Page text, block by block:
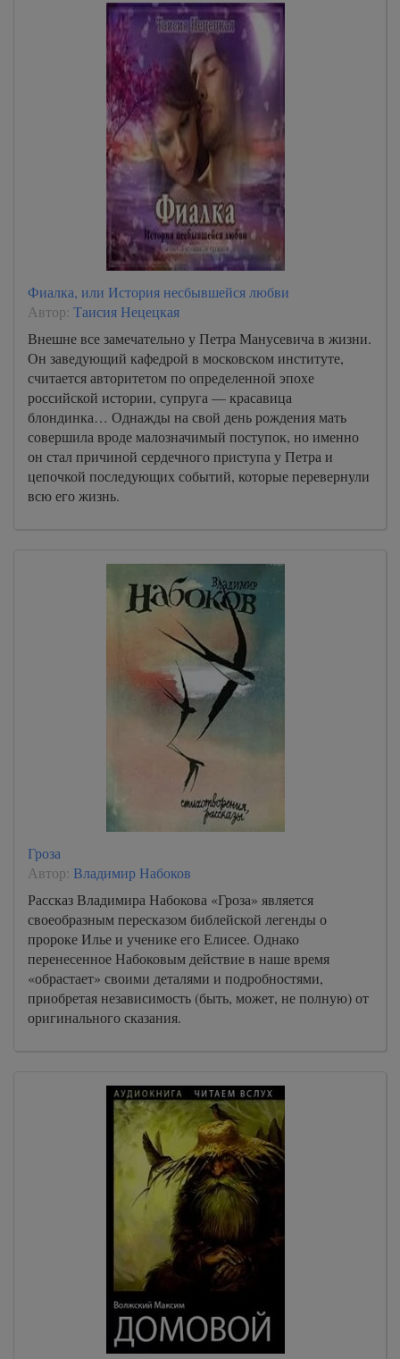
Фиалка, или История несбывшейся любви
Автор: Таисия Нецецкая
Внешне все замечательно у Петра Манусевича в жизни.
Он заведующий кафедрой в московском институте,
считается авторитетом по определенной эпохе
российской истории, супруга — красавица
блондинка… Однажды на свой день рождения мать
совершила вроде малозначимый поступок, но именно
он стал причиной сердечного приступа у Петра и
цепочкой последующих событий, которые перевернули
всю его жизнь.
Гроза
Автор: Владимир Набоков
Рассказ Владимира Набокова «Гроза» является
своеобразным пересказом библейской легенды о
пророке Илье и ученике его Елисее. Однако
перенесенное Набоковым действие в наше время
«обрастает» своими деталями и подробностями,
приобретая независимость (быть, может, не полную) от
оригинального сказания.